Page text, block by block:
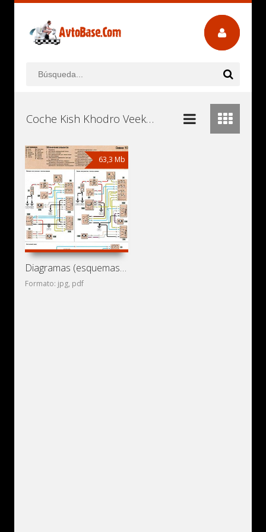
Coche Kish Khodro Veek Manuales de Usuario, Manuales de Instrucciones (Reparación) y Mantenimiento Descargar Gratis
63,3 Mb
Diagramas (esquemas) eléctricos Kish Khodro Veek
Formato: jpg, pdf